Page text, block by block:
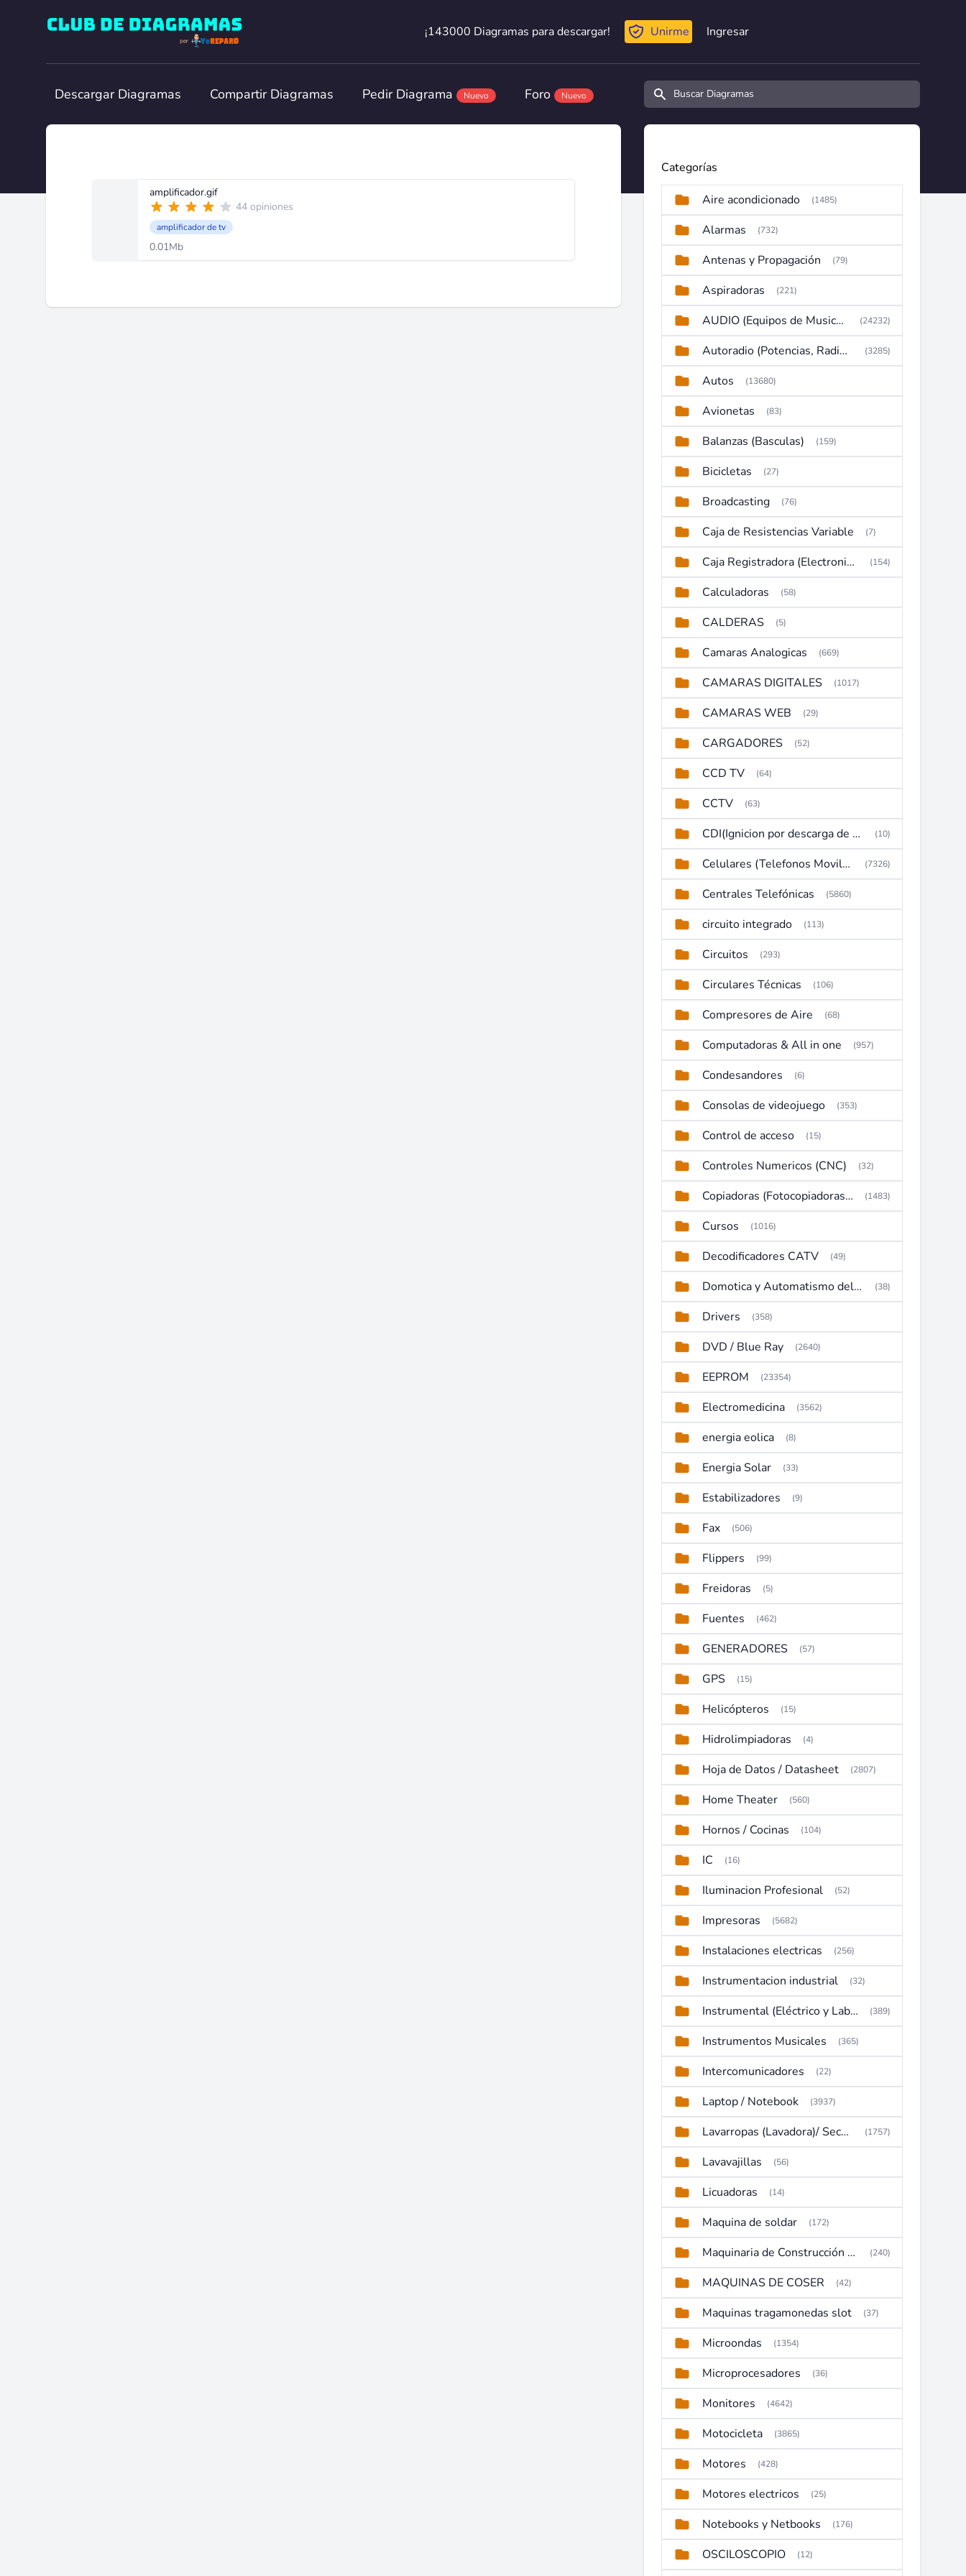
Club de Diagramas
¡143000 Diagramas para descargar!
¡143000 Diagramas para descargar! Unirme Ingresar
Descargar Diagramas Compartir Diagramas Pedir Diagrama Nuevo Foro Nuevo Buscar diagramas y manuales
amplificador.gif
44 opiniones
amplificador de tv
0.01Mb
Categorías
Aire acondicionado (1485)
Alarmas (732)
Antenas y Propagación (79)
Aspiradoras (221)
AUDIO (Equipos de Musica, Amplificadores, Reproductores, Etc) (24232)
Autoradio (Potencias, Radios y DVD) (3285)
Autos (13680)
Avionetas (83)
Balanzas (Basculas) (159)
Bicicletas (27)
Broadcasting (76)
Caja de Resistencias Variable (7)
Caja Registradora (Electronic Cash Register) (154)
Calculadoras (58)
CALDERAS (5)
Camaras Analogicas (669)
CAMARAS DIGITALES (1017)
CAMARAS WEB (29)
CARGADORES (52)
CCD TV (64)
CCTV (63)
CDI(Ignicion por descarga de capacitor) (10)
Celulares (Telefonos Moviles) (7326)
Centrales Telefónicas (5860)
circuito integrado (113)
Circuitos (293)
Circulares Técnicas (106)
Compresores de Aire (68)
Computadoras & All in one (957)
Condesandores (6)
Consolas de videojuego (353)
Control de acceso (15)
Controles Numericos (CNC) (32)
Copiadoras (Fotocopiadoras, Multifunctions, Ploter, etc) (1483)
Cursos (1016)
Decodificadores CATV (49)
Domotica y Automatismo del hogar (38)
Drivers (358)
DVD / Blue Ray (2640)
EEPROM (23354)
Electromedicina (3562)
energia eolica (8)
Energia Solar (33)
Estabilizadores (9)
Fax (506)
Flippers (99)
Freidoras (5)
Fuentes (462)
GENERADORES (57)
GPS (15)
Helicópteros (15)
Hidrolimpiadoras (4)
Hoja de Datos / Datasheet (2807)
Home Theater (560)
Hornos / Cocinas (104)
IC (16)
Iluminacion Profesional (52)
Impresoras (5682)
Instalaciones electricas (256)
Instrumentacion industrial (32)
Instrumental (Eléctrico y Laboratorio) (389)
Instrumentos Musicales (365)
Intercomunicadores (22)
Laptop / Notebook (3937)
Lavarropas (Lavadora)/ Secadoras (1757)
Lavavajillas (56)
Licuadoras (14)
Maquina de soldar (172)
Maquinaria de Construcción (Maquinaria Pesada) (240)
MAQUINAS DE COSER (42)
Maquinas tragamonedas slot (37)
Microondas (1354)
Microprocesadores (36)
Monitores (4642)
Motocicleta (3865)
Motores (428)
Motores electricos (25)
Notebooks y Netbooks (176)
OSCILOSCOPIO (12)